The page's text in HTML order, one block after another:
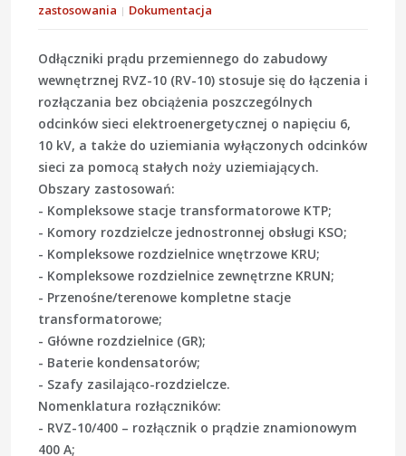
zastosowania
Dokumentacja
Odłączniki prądu przemiennego do zabudowy
wewnętrznej RVZ-10 (RV-10) stosuje się do łączenia i
rozłączania bez obciążenia poszczególnych
odcinków sieci elektroenergetycznej o napięciu 6,
10 kV, a także do uziemiania wyłączonych odcinków
sieci za pomocą stałych noży uziemiających.
Obszary zastosowań:
- Kompleksowe stacje transformatorowe KTP;
- Komory rozdzielcze jednostronnej obsługi KSO;
- Kompleksowe rozdzielnice wnętrzowe KRU;
- Kompleksowe rozdzielnice zewnętrzne KRUN;
- Przenośne/terenowe kompletne stacje
transformatorowe;
- Główne rozdzielnice (GR);
- Baterie kondensatorów;
- Szafy zasilająco-rozdzielcze.
Nomenklatura rozłączników:
- RVZ-10/400 – rozłącznik o prądzie znamionowym
400 A;